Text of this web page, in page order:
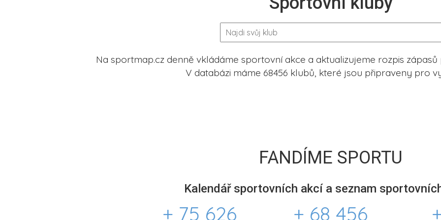
Na sportmap.cz denně vkládáme sportovní akce a aktualizujeme rozpis
V databázi máme 68456 klubů, které jsou připraveny pro
FANDÍME SPORTU
Kalendář sportovních akcí a seznam
+ 75 626 + 68 456